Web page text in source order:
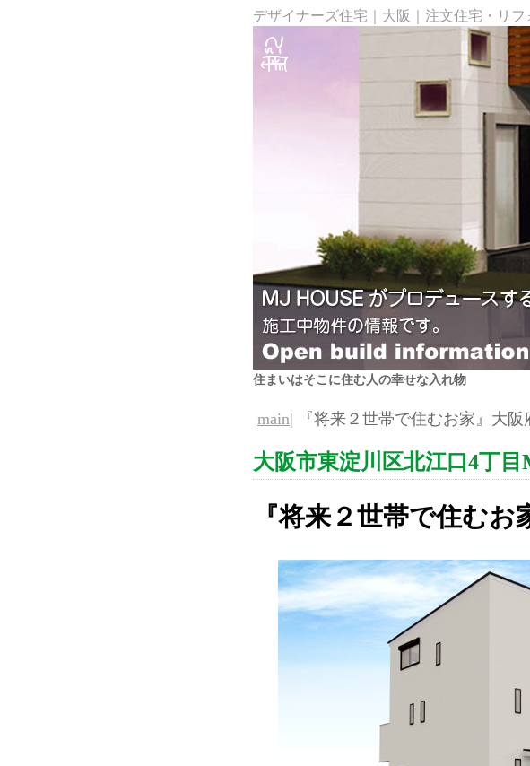
デザイナーズ住宅｜大阪｜注文住宅・リフ
住まいはそこに住む人の幸せな入れ物
main| 『将来２世帯で住むお家』大
大阪市東淀川区北江口4丁目
『将来２世帯で住むお